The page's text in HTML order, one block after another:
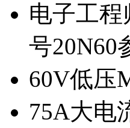
电子工
号20N60
60V低压
75A大电